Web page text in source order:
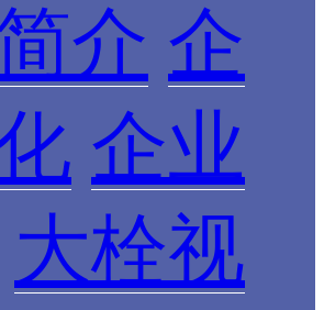
介 企
企业
大栓视